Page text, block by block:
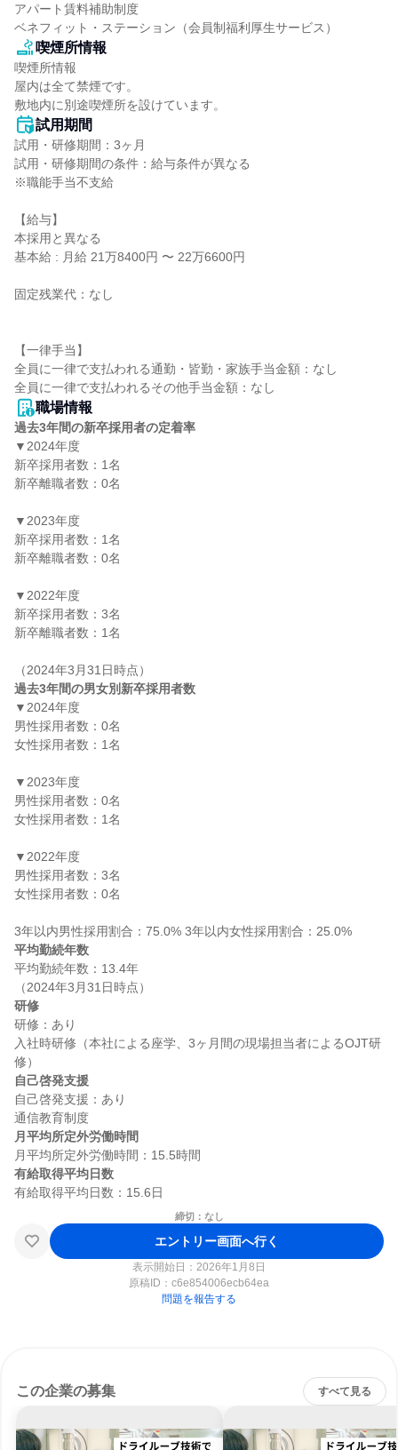
アパート賃料補助制度
ベネフィット・ステーション（会員制福利厚生サービス）
喫煙所情報
喫煙所情報
屋内は全て禁煙です。
敷地内に別途喫煙所を設けています。
試用期間
試用・研修期間：3ヶ月
試用・研修期間の条件：給与条件が異なる
※職能手当不支給
【給与】
本採用と異なる
基本給 : 月給 21万8400円 〜 22万6600円
固定残業代：なし
【一律手当】
全員に一律で支払われる通勤・皆勤・家族手当金額：なし
職場情報
過去3年間の新卒採用者の定着率
▼2024年度
新卒採用者数：1名
新卒離職者数：0名
▼2023年度
新卒採用者数：1名
新卒離職者数：0名
▼2022年度
新卒採用者数：3名
新卒離職者数：1名
過去3年間の男女別新卒採用者数
▼2024年度
男性採用者数：0名
女性採用者数：1名
▼2023年度
男性採用者数：0名
女性採用者数：1名
▼2022年度
男性採用者数：3名
女性採用者数：0名
平均勤続年数
平均勤続年数：13.4年
研修
研修：あり
入社時研修（本社による座学、3ヶ月間の現場担当者によるOJT研
自己啓発支援
自己啓発支援：あり
月平均所定外労働時間
有給取得平均日数
締切：なし
エントリー画面へ行く
表示開始日：2026年1月8日
原稿ID： c6e854006ecb64ea
問題を報告する
この企業の募集 すべて見る